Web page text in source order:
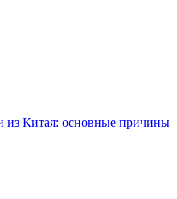
из Китая: основные причины